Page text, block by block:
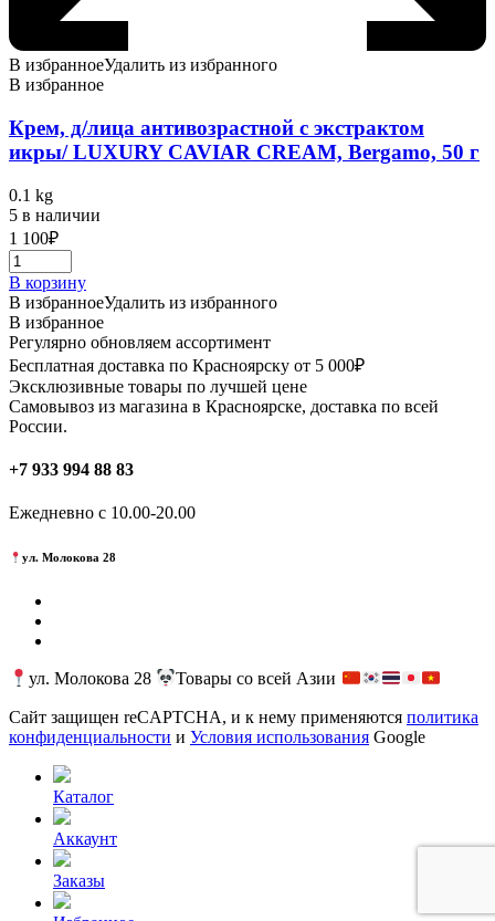
В избранноеУдалить из избранного
В избранное
Крем, д/лица антивозрастной с экстрактом
икры/ LUXURY CAVIAR CREAM, Bergamo, 50 г
0.1 kg
5 в наличии
1 100₽
В корзину
В избранноеУдалить из избранного
В избранное
Регулярно обновляем ассортимент
Бесплатная доставка по Красноярску от 5 000₽
Эксклюзивные товары по лучшей цене
Самовывоз из магазина в Красноярске, доставка по всей
России.
+7 933 994 88 83
Ежедневно с 10.00-20.00
ул. Молокова 28
ул. Молокова 28
Товары со всей Азии
Сайт защищен reCAPTCHA, и к нему применяются политика
конфиденциальности и Условия использования Google
Каталог
Аккаунт
Заказы